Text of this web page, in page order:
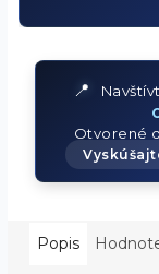
📍
Otvorené
Popis